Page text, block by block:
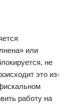
или
не
это из-
работу на